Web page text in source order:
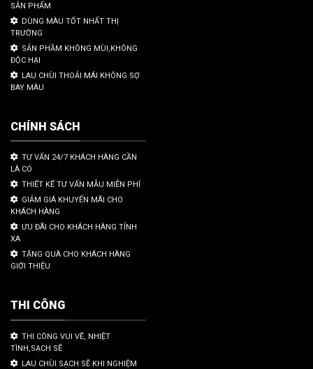
SẢN PHẨM
DÙNG MÀU TỐT NHẤT THỊ
TRƯỜNG
SẢN PHẦM KHÔNG MÙI,KHÔNG
ĐỘC HẠI
LAU CHÙI THOẢI MÁI KHÔNG SỢ
BAY MÀU
CHÍNH SÁCH
TƯ VẤN 24/7 KHÁCH HÀNG CẦN
LÀ CÓ
THIẾT KẾ TƯ VẤN MẪU MIỄN PHÍ
GIẢM GIÁ KHUYẾN MÃI CHO
KHÁCH HÀNG
ƯU ĐÃI CHO KHÁCH HÀNG TỈNH
XA
TẶNG QUÀ CHO KHÁCH HÀNG
GIỚI THIỆU
THI CÔNG
THI CÔNG VUI VẼ, NHIỆT
TÌNH,SẠCH SẼ
LAU CHÙI SẠCH SẼ KHI NGHIỆM